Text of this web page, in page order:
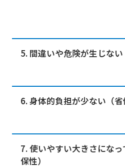
5. 間違いや危険が生じない
6. 身体的負担が少ない（省
7. 使いやすい大きさにな
保性）